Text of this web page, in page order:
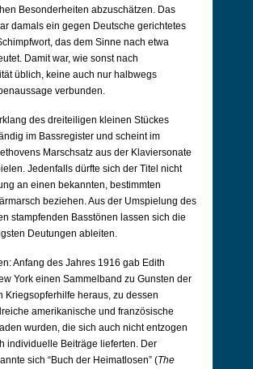
Besonderheiten abzuschätzen. Das
damals ein gegen Deutsche gerichtetes
das dem Sinne nach etwa
Damit war, wie sonst nach
üblich, keine auch nur halbwegs
verbunden.
des dreiteiligen kleinen Stückes
im Bassregister und scheint im
Marschsatz aus der Klaviersonate
Jedenfalls dürfte sich der Titel nicht
an einen bekannten, bestimmten
beziehen. Aus der Umspielung des
stampfenden Basstönen lassen sich die
Deutungen ableiten.
Anfang des Jahres 1916 gab Edith
York einen Sammelband zu Gunsten der
Kriegsopferhilfe heraus, zu dessen
amerikanische und französische
wurden, die sich auch nicht entzogen
individuelle Beiträge lieferten. Der
sich “Buch der Heimatlosen” (The